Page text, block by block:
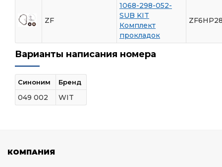
ZF
1068-298-052-
SUB KIT
Комплект
прокладок
Варианты написания номера
Синоним Бренд
049 002 WIT
КОМПАНИЯ